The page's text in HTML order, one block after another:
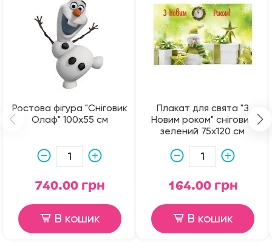
Ростова фігура "Сніговик
Олаф" 100х55 см
740.00 грн
В кошик
Плакат для свята "З
Новим роком" сніговик
зелений 75х120 см
164.00 грн
В кошик